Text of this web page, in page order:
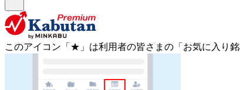
このアイコン 「★」 は利用者の皆さまの 「お気に入り